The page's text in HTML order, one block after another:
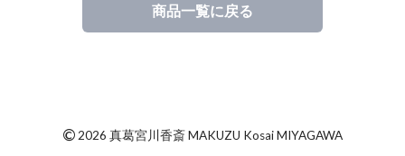
商品一覧に戻る
©2026 真葛宮川香斎 MAKUZU Kosai MIYAGAWA